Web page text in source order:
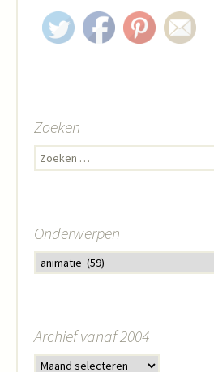
Zoeken
Zoeken naar:
Onderwerpen
Archief vanaf 2004